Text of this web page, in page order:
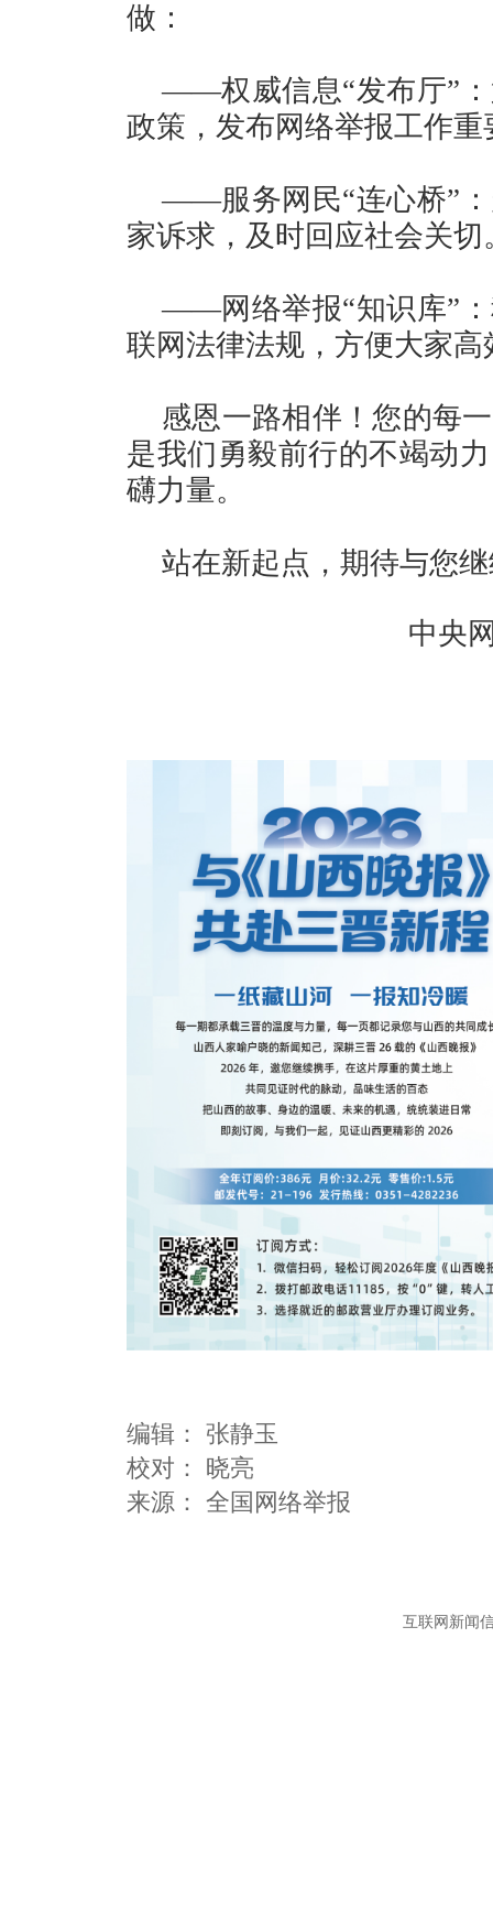
做：
——权威信息“发布厅”：
政策，发布网络举报工作
——服务网民“连心桥”：
家诉求，及时回应社会关切
——网络举报“知识库”：
联网法律法规，方便大家
感恩一路相伴！您的每
是我们勇毅前行的不竭动
礴力量。
站在新起点，期待与您
中央
编辑： 张静玉
校对： 晓亮
互联网新闻